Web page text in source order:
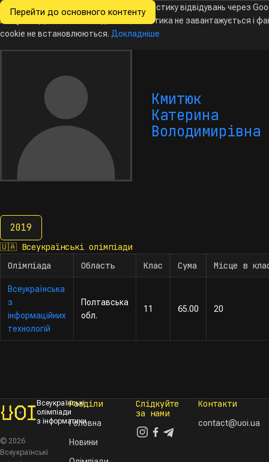
Перейти до основного контенту
Всеукраїнські
з інформатики
НовиниОлімпіадиКалендарБаза даних
Кмитюк
Катерина
Володимирівна
2019
2019
🇺🇦 Всеукраїнські олімпіади
Олімпіада
Область Клас Сума Місце в
Всеукраїнська
з
інформаційних
технологій
Полтавська
обл.
11 65.00 20
Всеукраїнські
олімпіади
з інформатики
© 2026
Всеукраїнські
Розділи
Головна
Новини
Слідкуйте
за нами
Контакти
contact@uoi.ua
Ми хочемо збирати знеособлену статистику відвідувань через
Analytics. Доки ви не погодитесь, аналітика не завантажується і
cookie не встановлюються. Докладніше